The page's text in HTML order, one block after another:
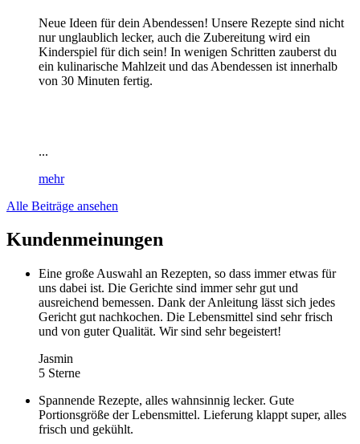
Neue Ideen für dein Abendessen! Unsere Rezepte sind nicht
nur unglaublich lecker, auch die Zubereitung wird ein
Kinderspiel für dich sein! In wenigen Schritten zauberst du
ein kulinarische Mahlzeit und das Abendessen ist innerhalb
von 30 Minuten fertig.
...
mehr
Alle Beiträge ansehen
Kundenmeinungen
Eine große Auswahl an Rezepten, so dass immer etwas für
uns dabei ist. Die Gerichte sind immer sehr gut und
ausreichend bemessen. Dank der Anleitung lässt sich jedes
Gericht gut nachkochen. Die Lebensmittel sind sehr frisch
und von guter Qualität. Wir sind sehr begeistert!
Jasmin
5 Sterne
Spannende Rezepte, alles wahnsinnig lecker. Gute
Portionsgröße der Lebensmittel. Lieferung klappt super, alles
frisch und gekühlt.